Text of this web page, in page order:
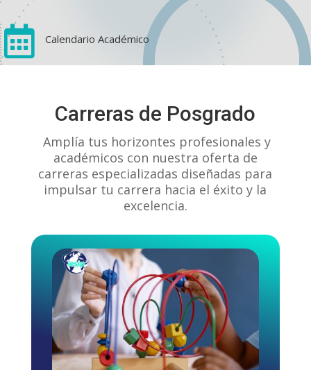
1 0
 Calendario Académico
Carreras de Posgrado
Amplía tus horizontes profesionales y
académicos con nuestra oferta de
carreras especializadas diseñadas para
impulsar tu carrera hacia el éxito y la
excelencia.